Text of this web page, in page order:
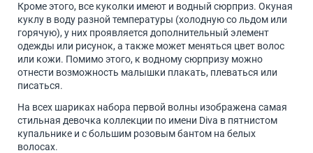
Кроме этого, все куколки имеют и водный сюрприз. Окуная
куклу в воду разной температуры (холодную со льдом или
горячую), у них проявляется дополнительный элемент
одежды или рисунок, а также может меняться цвет волос
или кожи. Помимо этого, к водному сюрпризу можно
отнести возможность малышки плакать, плеваться или
писаться.
На всех шариках набора первой волны изображена самая
стильная девочка коллекции по имени Diva в пятнистом
купальнике и с большим розовым бантом на белых
волосах.